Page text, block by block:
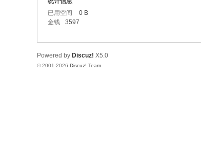
已用空间
0 B
金钱
3597
Powered by Discuz! X5.0
© 2001-2026 Discuz! Team